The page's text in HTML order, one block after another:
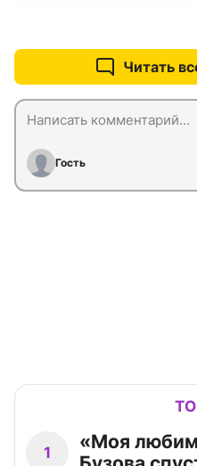
Читать
Гость
1
«Моя